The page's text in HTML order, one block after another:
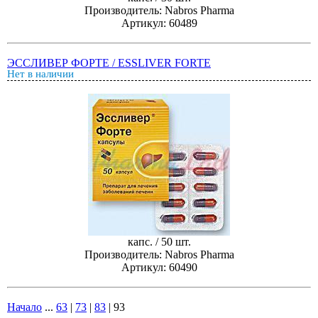
Производитель: Nabros Pharma
Артикул: 60489
ЭССЛИВЕР ФОРТЕ / ESSLIVER FORTE
Нет в наличии
капс. / 50 шт.
Производитель: Nabros Pharma
Артикул: 60490
Начало ... 63 | 73 | 83 | 93